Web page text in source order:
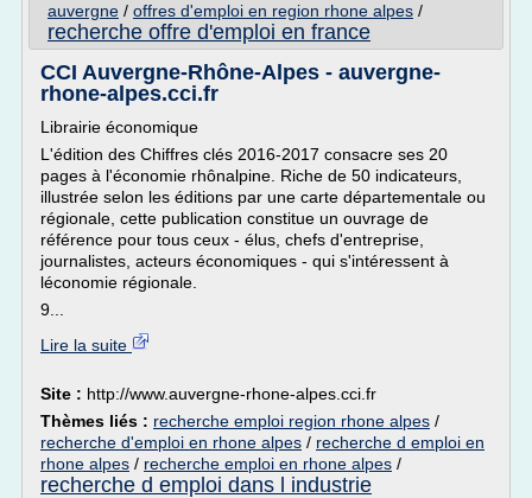
auvergne / offres d'emploi en region rhone alpes /
recherche offre d'emploi en france
CCI Auvergne-Rhône-Alpes - auvergne-
rhone-alpes.cci.fr
Librairie économique
L'édition des Chiffres clés 2016-2017 consacre ses 20
pages à l'économie rhônalpine. Riche de 50 indicateurs,
illustrée selon les éditions par une carte départementale ou
régionale, cette publication constitue un ouvrage de
référence pour tous ceux - élus, chefs d'entreprise,
journalistes, acteurs économiques - qui s'intéressent à
léconomie régionale.
9...
Lire la suite
Site : http://www.auvergne-rhone-alpes.cci.fr
Thèmes liés : recherche emploi region rhone alpes /
recherche d'emploi en rhone alpes / recherche d emploi en
rhone alpes / recherche emploi en rhone alpes /
recherche d emploi dans l industrie